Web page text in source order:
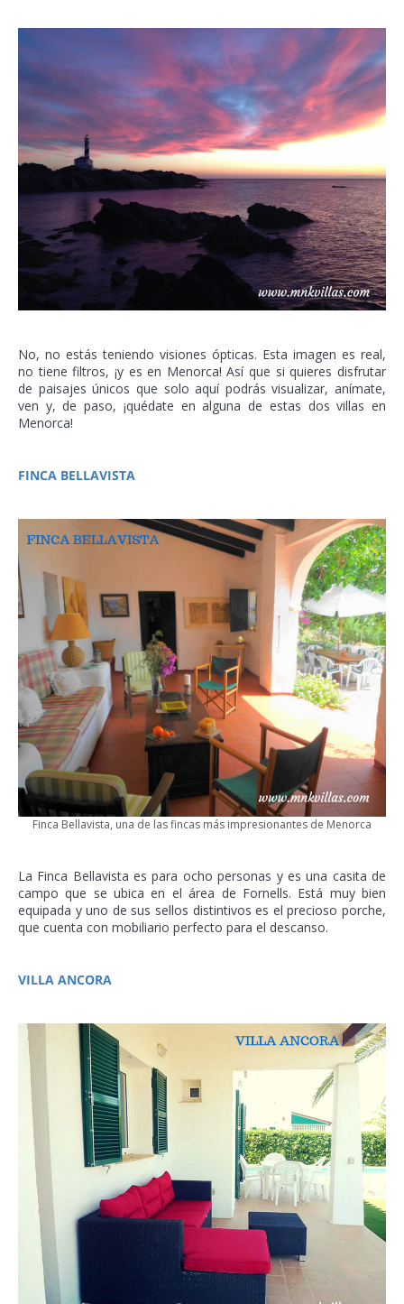
No, no estás teniendo visiones ópticas. Esta imagen es real,
no tiene filtros, ¡y es en Menorca! Así que si quieres disfrutar
de paisajes únicos que solo aquí podrás visualizar, anímate,
ven y, de paso, ¡quédate en alguna de estas dos villas en
Menorca!
FINCA BELLAVISTA
Finca Bellavista, una de las fincas más impresionantes de Menorca
La Finca Bellavista es para ocho personas y es una casita de
campo que se ubica en el área de Fornells. Está muy bien
equipada y uno de sus sellos distintivos es el precioso porche,
que cuenta con mobiliario perfecto para el descanso.
VILLA ANCORA